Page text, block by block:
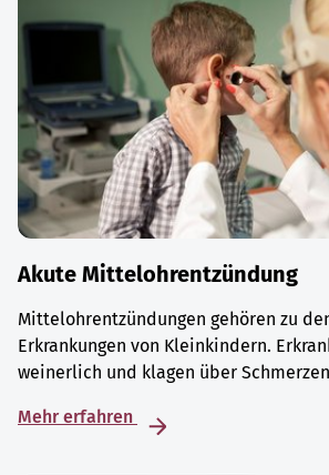
Akute Mittelohrentzündung
Mittelohrentzündungen gehören zu
Erkrankungen von Kleinkindern.
weinerlich und klagen über
Mehr erfahren